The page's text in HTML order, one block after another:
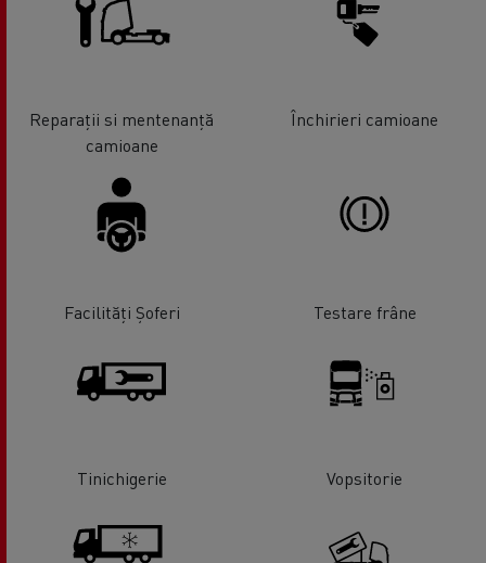
Reparații si mentenanță
camioane
Închirieri camioane
Facilități Șoferi Testare frâne
Tinichigerie Vopsitorie